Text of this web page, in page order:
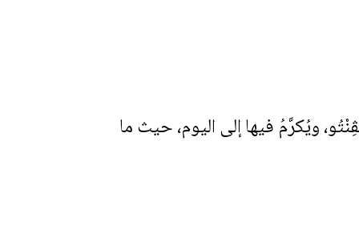
شفيعَ مدينة بِنڤِنْتُو، ويُكرَّمُ فيها إلى اليوم، حيث ما